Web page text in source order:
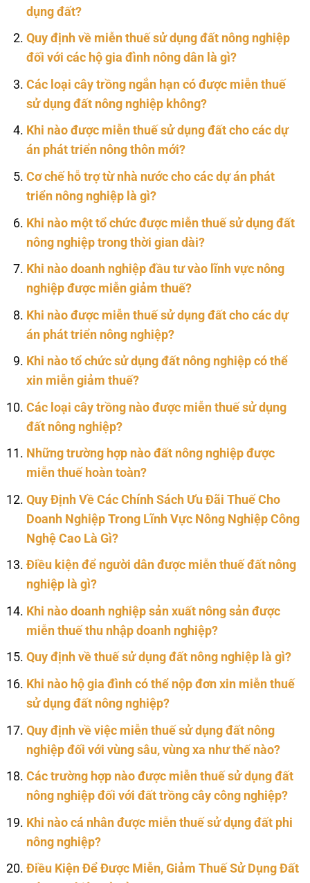
dụng đất?
Quy định về miễn thuế sử dụng đất nông nghiệp
đối với các hộ gia đình nông dân là gì?
Các loại cây trồng ngắn hạn có được miễn thuế
sử dụng đất nông nghiệp không?
Khi nào được miễn thuế sử dụng đất cho các dự
án phát triển nông thôn mới?
Cơ chế hỗ trợ từ nhà nước cho các dự án phát
triển nông nghiệp là gì?
Khi nào một tổ chức được miễn thuế sử dụng đất
nông nghiệp trong thời gian dài?
Khi nào doanh nghiệp đầu tư vào lĩnh vực nông
nghiệp được miễn giảm thuế?
Khi nào được miễn thuế sử dụng đất cho các dự
án phát triển nông nghiệp?
Khi nào tổ chức sử dụng đất nông nghiệp có thể
xin miễn giảm thuế?
Các loại cây trồng nào được miễn thuế sử dụng
đất nông nghiệp?
Những trường hợp nào đất nông nghiệp được
miễn thuế hoàn toàn?
Quy Định Về Các Chính Sách Ưu Đãi Thuế Cho
Doanh Nghiệp Trong Lĩnh Vực Nông Nghiệp Công
Nghệ Cao Là Gì?
Điều kiện để người dân được miễn thuế đất nông
nghiệp là gì?
Khi nào doanh nghiệp sản xuất nông sản được
miễn thuế thu nhập doanh nghiệp?
Quy định về thuế sử dụng đất nông nghiệp là gì?
Khi nào hộ gia đình có thể nộp đơn xin miễn thuế
sử dụng đất nông nghiệp?
Quy định về việc miễn thuế sử dụng đất nông
nghiệp đối với vùng sâu, vùng xa như thế nào?
Các trường hợp nào được miễn thuế sử dụng đất
nông nghiệp đối với đất trồng cây công nghiệp?
Khi nào cá nhân được miễn thuế sử dụng đất phi
nông nghiệp?
Điều Kiện Để Được Miễn, Giảm Thuế Sử Dụng Đất